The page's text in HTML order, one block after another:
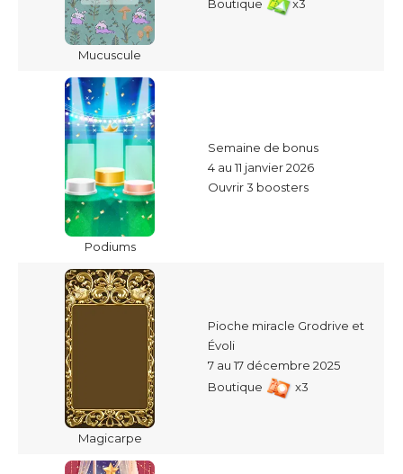
Mucuscule
Boutique x3
Podiums
Semaine de bonus
4 au 11 janvier 2026
Ouvrir 3 boosters
Magicarpe
Pioche miracle Grodrive et
Évoli
7 au 17 décembre 2025
Boutique
x3